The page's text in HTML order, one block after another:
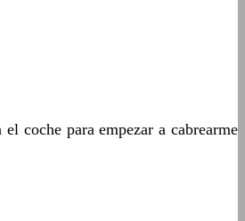
coche para empezar a cabrearme